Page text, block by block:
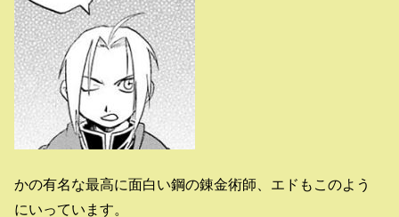
かの有名な最高に面白い鋼の錬金術師、エドもこのよう
にいっています。